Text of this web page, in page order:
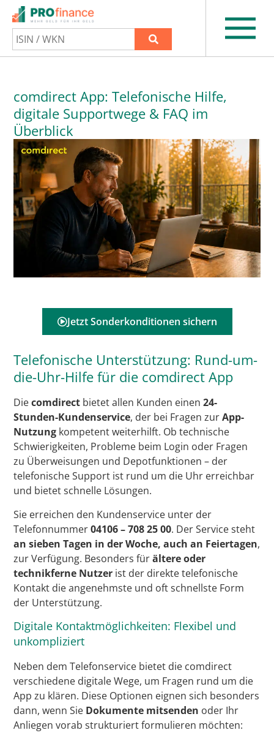
comdirect App: Telefonische Hilfe,
digitale Supportwege & FAQ im
Überblick
Jetzt Sonderkonditionen sichern
Telefonische Unterstützung: Rund-um-
die-Uhr-Hilfe für die comdirect App
Diecomdirect bietet allen Kunden einen24-
Stunden-Kundenservice, der bei Fragen zurApp-
Nutzung kompetent weiterhilft. Ob technische
Schwierigkeiten, Probleme beim Login oder Fragen
zu Überweisungen und Depotfunktionen – der
telefonische Support ist rund um die Uhr erreichbar
und bietet schnelle Lösungen.
Sie erreichen den Kundenservice unter der
Telefonnummer04106 – 708 25 00. Der Service steht
an sieben Tagen in der Woche, auch an Feiertagen,
zur Verfügung. Besonders fürältere oder
technikferne Nutzer ist der direkte telefonische
Kontakt die angenehmste und oft schnellste Form
der Unterstützung.
Digitale Kontaktmöglichkeiten: Flexibel und
unkompliziert
Neben dem Telefonservice bietet die comdirect
verschiedene digitale Wege, um Fragen rund um die
App zu klären. Diese Optionen eignen sich besonders
dann, wenn Sie Dokumente mitsenden oder Ihr
Anliegen vorab strukturiert formulieren möchten: